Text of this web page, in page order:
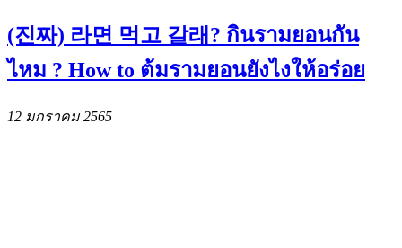
(진짜) 라면 먹고 갈래? กินรามยอนกัน
ไหม ? How to ต้มรามยอนยังไงให้อร่อย
12 มกราคม 2565